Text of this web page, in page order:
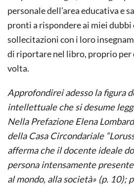
personale dell’area educativa e
pronti a rispondere ai miei dubbi
sollecitazioni con i loro
di riportare nel libro, proprio per
volta.
Approfondirei adesso la figura
intellettuale che si desume
Nella Prefazione Elena
della Casa Circondariale
afferma che il docente ideale
persona intensamente
al mondo, alla società» (p. 10);